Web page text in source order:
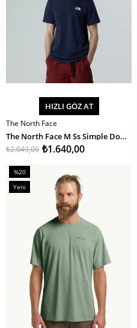
SEPETE EKLE
HIZLI GÖZ AT
The North Face
The North Face M Ss Simple Dome Tee Erkek T-Shirt
₺1.640,00
₺2.049,00
%20
İndirim
%20İndirim
Yeni